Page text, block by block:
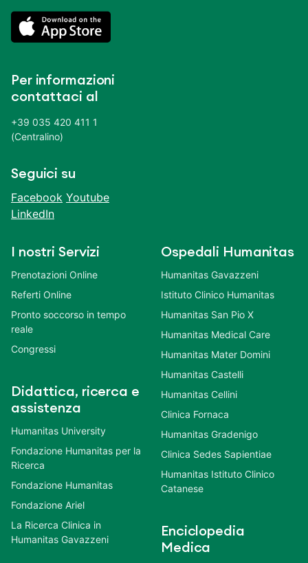
Per informazioni
contattaci al
+39 035 420 411 1
(Centralino)
Seguici su
Facebook Youtube
LinkedIn
I nostri Servizi
Prenotazioni Online
Referti Online
Pronto soccorso in tempo
reale
Congressi
Didattica, ricerca e
assistenza
Humanitas University
Fondazione Humanitas per la
Ricerca
Fondazione Humanitas
Fondazione Ariel
La Ricerca Clinica in
Humanitas Gavazzeni
Ospedali Humanitas
Humanitas Gavazzeni
Istituto Clinico Humanitas
Humanitas San Pio X
Humanitas Medical Care
Humanitas Mater Domini
Humanitas Castelli
Humanitas Cellini
Clinica Fornaca
Humanitas Gradenigo
Clinica Sedes Sapientiae
Humanitas Istituto Clinico
Catanese
Enciclopedia
Medica